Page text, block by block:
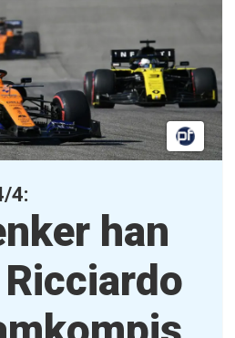
4:
han